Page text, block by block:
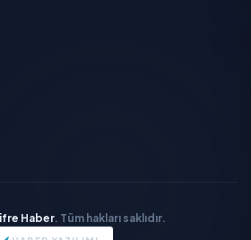
Haber. Tüm hakları saklıdır.